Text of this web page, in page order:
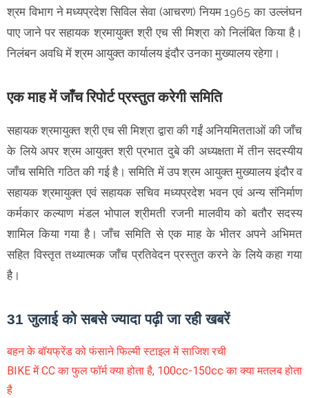
श्रम विभाग ने मध्यप्रदेश सिविल सेवा (आचरण) नियम 1965 का उल्लंघन
पाए जाने पर सहायक श्रमायुक्त श्री एच सी मिश्रा को निलंबित किया है।
निलंबन अवधि में श्रम आयुक्त कार्यालय इंदौर उनका मुख्यालय रहेगा।
एक माह में जाँच रिपोर्ट प्रस्तुत करेगी समिति
सहायक श्रमायुक्त श्री एच सी मिश्रा द्वारा की गईं अनियमितताओं की जाँच
के लिये अपर श्रम आयुक्त श्री प्रभात दुबे की अध्यक्षता में तीन सदस्यीय
जाँच समिति गठित की गई है। समिति में उप श्रम आयुक्त मुख्यालय इंदौर व
सहायक श्रमायुक्त एवं सहायक सचिव मध्यप्रदेश भवन एवं अन्य संनिर्माण
कर्मकार कल्याण मंडल भोपाल श्रीमती रजनी मालवीय को बतौर सदस्य
शामिल किया गया है। जाँच समिति से एक माह के भीतर अपने अभिमत
सहित विस्तृत तथ्यात्मक जाँच प्रतिवेदन प्रस्तुत करने के लिये कहा गया
है।
31 जुलाई को सबसे ज्यादा पढ़ी जा रही खबरें
बहन के बॉयफ्रेंड को फंसाने फिल्मी स्टाइल में साजिश रची
BIKE में CC का फुल फॉर्म क्या होता है, 100cc-150cc का क्या मतलब होता
है